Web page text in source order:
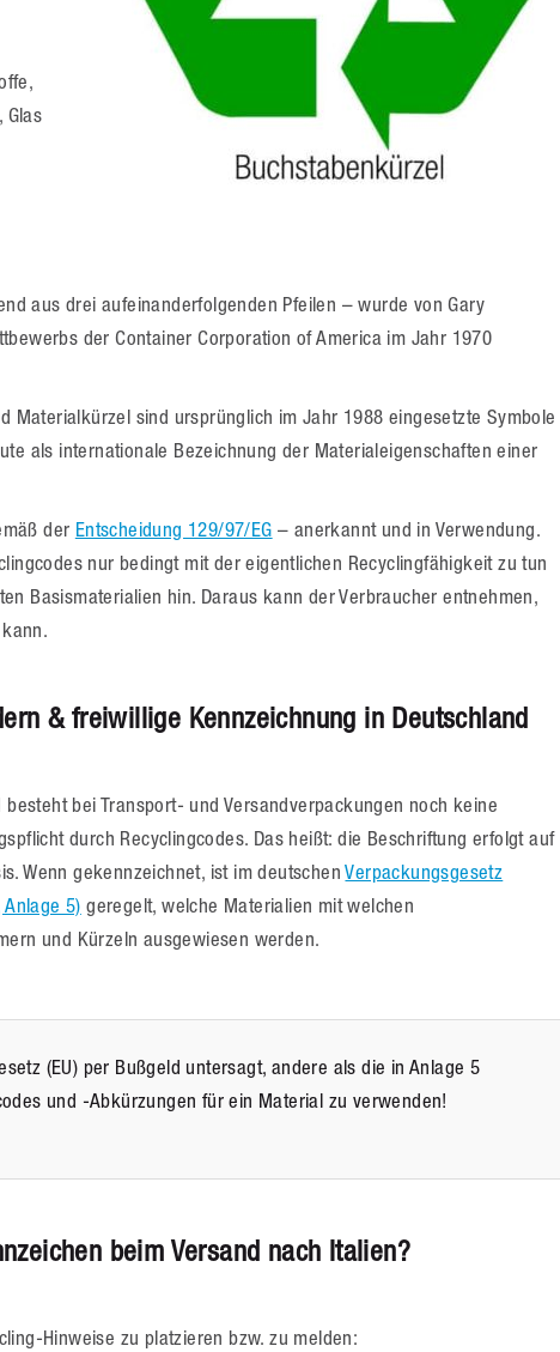
Glas
aus drei aufeinanderfolgenden Pfeilen – wurde von Gary
der Container Corporation of America im Jahr 1970
Materialkürzel sind ursprünglich im Jahr 1988 eingesetzte Symbole
als internationale Bezeichnung der Materialeigenschaften einer
der Entscheidung 129/97/EG – anerkannt und in Verwendung.
nur bedingt mit der eigentlichen Recyclingfähigkeit zu tun
Basismaterialien hin. Daraus kann der Verbraucher entnehmen,
& freiwillige Kennzeichnung in Deutschland
besteht bei Transport- und Versandverpackungen noch keine
durch Recyclingcodes. Das heißt: die Beschriftung erfolgt auf
Wenn gekennzeichnet, ist im deutschenVerpackungsgesetz
Anlage 5) geregelt, welche Materialien mit welchen
und Kürzeln ausgewiesen werden.
(EU) per Bußgeld untersagt, andere als die in Anlage 5
und -Abkürzungen für ein Material zu verwenden!
beim Versand nach Italien?
Hinweise zu platzieren bzw. zu melden: